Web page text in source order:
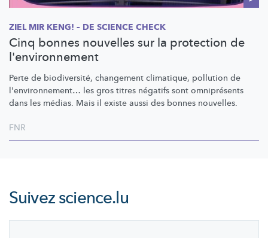
ZIEL MIR KENG! – DE SCIENCE CHECK
Cinq bonnes nouvelles sur la protection de
l'environnement
Perte de biodiversité, changement climatique, pollution de
l'environnement… les gros titres négatifs sont omniprésents
dans les médias. Mais il existe aussi des bonnes nouvelles.
FNR
Suivezscience.lu